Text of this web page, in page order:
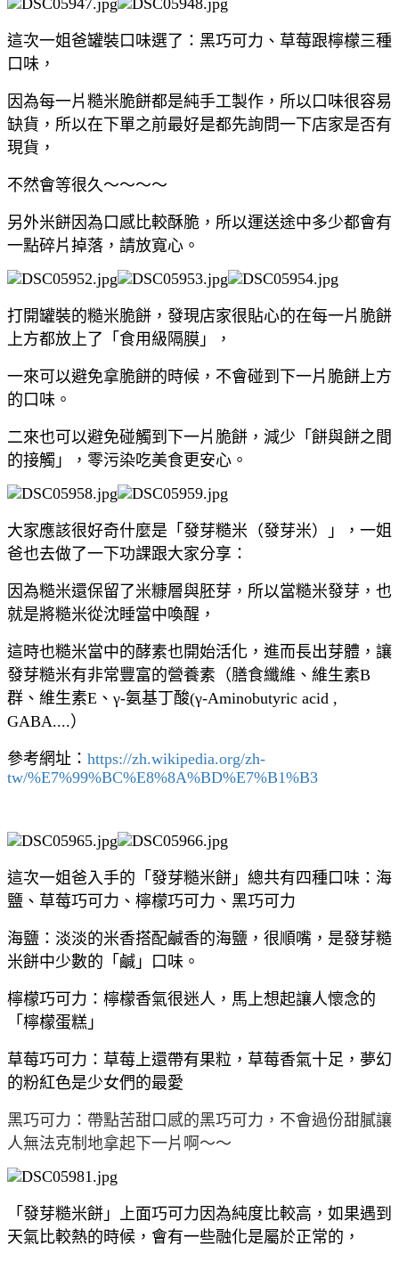
這次一姐爸罐裝口味選了：黑巧可力、草莓跟檸檬三種
口味，
因為每一片糙米脆餅都是純手工製作，所以口味很容易
缺貨，所以在下單之前最好是都先詢問一下店家是否有
現貨，
不然會等很久～～～～
另外米餅因為口感比較酥脆，所以運送途中多少都會有
一點碎片掉落，請放寬心。
打開罐裝的糙米脆餅，發現店家很貼心的在每一片脆餅
上方都放上了「食用級隔膜」，
一來可以避免拿脆餅的時候，不會碰到下一片脆餅上方
的口味。
二來也可以避免碰觸到下一片脆餅，減少「餅與餅之間
的接觸」，零污染吃美食更安心。
大家應該很好奇什麼是「發芽糙米（發芽米）」，一姐
爸也去做了一下功課跟大家分享：
因為糙米還保留了米糠層與胚芽，所以當糙米發芽，也
就是將糙米從沈睡當中喚醒，
這時也糙米當中的酵素也開始活化，進而長出芽體，讓
發芽糙米有非常豐富的營養素（膳食纖維、維生素B
群、維生素E、γ-氨基丁酸(γ-Aminobutyric acid ,
GABA....）
參考網址： https://zh.wikipedia.org/zh-
tw/%E7%99%BC%E8%8A%BD%E7%B1%B3
這次一姐爸入手的「發芽糙米餅」總共有四種口味：海
鹽、草莓巧可力、檸檬巧可力、黑巧可力
海鹽：淡淡的米香搭配鹹香的海鹽，很順嘴，是發芽糙
米餅中少數的「鹹」口味。
檸檬巧可力：檸檬香氣很迷人，馬上想起讓人懷念的
「檸檬蛋糕」
草莓巧可力：草莓上還帶有果粒，草莓香氣十足，夢幻
的粉紅色是少女們的最愛
黑巧可力：帶點苦甜口感的黑巧可力，不會過份甜膩讓
人無法克制地拿起下一片啊～～
「發芽糙米餅」上面巧可力因為純度比較高，如果遇到
天氣比較熱的時候，會有一些融化是屬於正常的，